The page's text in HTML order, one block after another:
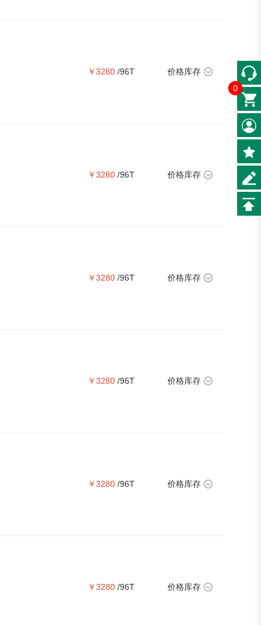
￥3280 /96T 价格库存
￥3280 /96T 价格库存
￥3280 /96T 价格库存
￥3280 /96T 价格库存
￥3280 /96T 价格库存
￥3280 /96T 价格库存
0